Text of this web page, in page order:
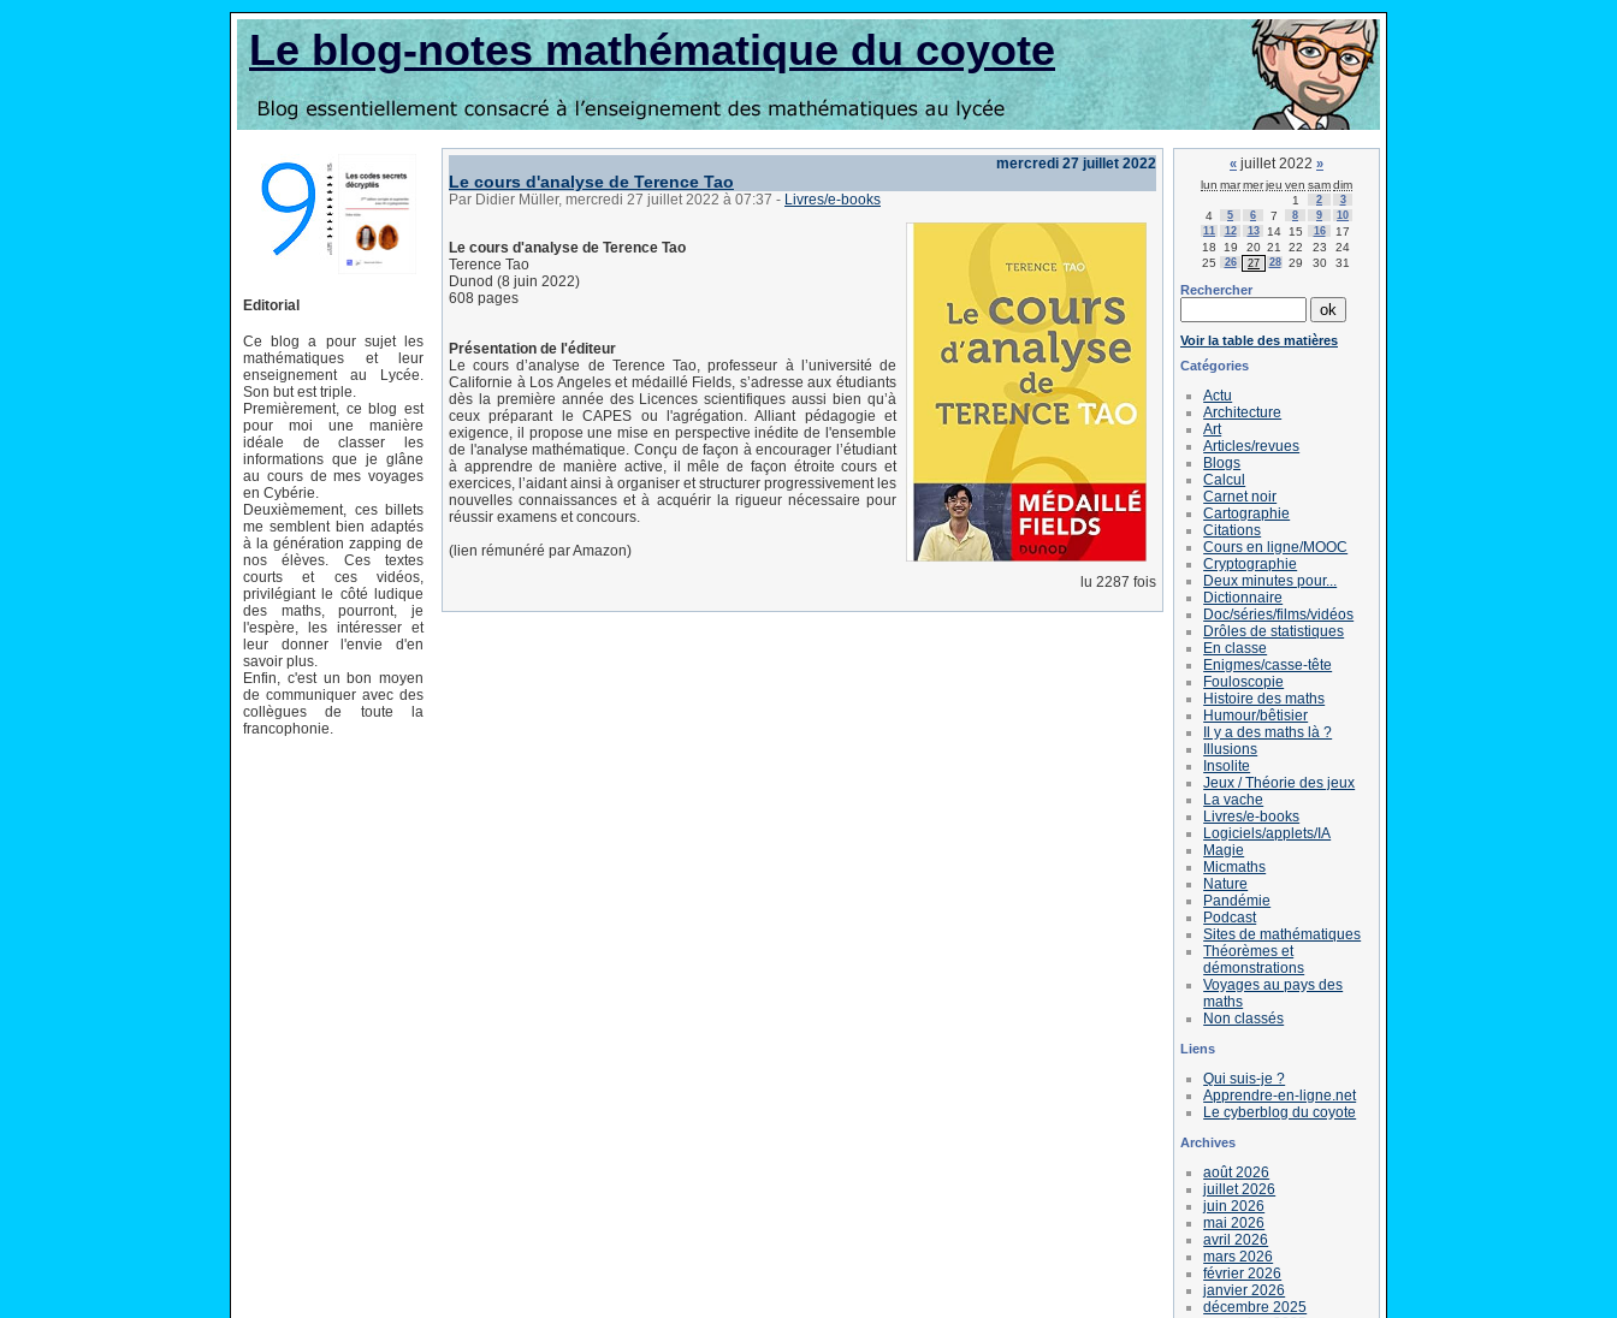
Le blog-notes mathématique du coyote
Editorial
Ce blog a pour sujet les
mathématiques et leur
enseignement au Lycée.
Son but est triple.
Premièrement, ce blog est
pour moi une manière
idéale de classer les
informations que je glâne
au cours de mes voyages
en Cybérie.
Deuxièmement, ces billets
me semblent bien adaptés
à la génération zapping de
nos élèves. Ces textes
courts et ces vidéos,
privilégiant le côté ludique
des maths, pourront, je
l'espère, les intéresser et
leur donner l'envie d'en
savoir plus.
Enfin, c'est un bon moyen
de communiquer avec des
collègues de toute la
francophonie.
mercredi 27 juillet 2022
Le cours d'analyse de Terence Tao
Par Didier Müller, mercredi 27 juillet 2022 à 07:37 - Livres/e-books
Le cours d'analyse de Terence Tao
Terence Tao
Dunod (8 juin 2022)
608 pages
Présentation de l'éditeur
Le cours d’analyse de Terence Tao, professeur à l’université de
Californie à Los Angeles et médaillé Fields, s’adresse aux étudiants
dès la première année des Licences scientifiques aussi bien qu’à
ceux préparant le CAPES ou l'agrégation. Alliant pédagogie et
exigence, il propose une mise en perspective inédite de l'ensemble
de l'analyse mathématique. Conçu de façon à encourager l’étudiant
à apprendre de manière active, il mêle de façon étroite cours et
exercices, l’aidant ainsi à organiser et structurer progressivement les
nouvelles connaissances et à acquérir la rigueur nécessaire pour
réussir examens et concours.
(lien rémunéré par Amazon)
lu 2287 fois
« juillet 2022 »
lun marmerjeu ven samdim
1
2 3
4 5 6 7 8 9
10
11
12 13 14 15 16
17
18
19 20 21 22 23
24
25
26 27 28 29 30 31
Rechercher
Voir la table des matières
Catégories
Actu
Architecture
Art
Articles/revues
Blogs
Calcul
Carnet noir
Cartographie
Citations
Cours en ligne/MOOC
Cryptographie
Deux minutes pour...
Dictionnaire
Doc/séries/films/vidéos
Drôles de statistiques
En classe
Enigmes/casse-tête
Fouloscopie
Histoire des maths
Humour/bêtisier
Il y a des maths là ?
Illusions
Insolite
Jeux / Théorie des jeux
La vache
Livres/e-books
Logiciels/applets/IA
Magie
Micmaths
Nature
Pandémie
Podcast
Sites de mathématiques
Théorèmes et
démonstrations
Voyages au pays des
maths
Non classés
Liens
Qui suis-je ?
Apprendre-en-ligne.net
Le cyberblog du coyote
Archives
août 2026
juillet 2026
juin 2026
mai 2026
avril 2026
mars 2026
février 2026
janvier 2026
décembre 2025